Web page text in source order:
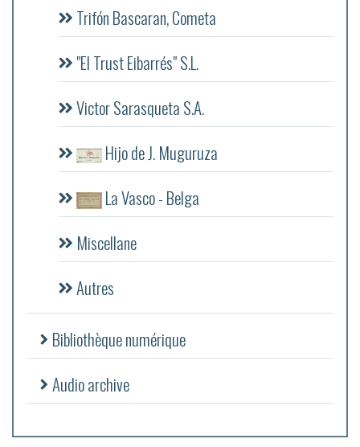
Trifón Bascaran, Cometa
"El Trust Eibarrés" S.L.
Victor Sarasqueta S.A.
Hijo de J. Muguruza
La Vasco - Belga
Miscellane
Autres
Bibliothèque numérique
Audio archive